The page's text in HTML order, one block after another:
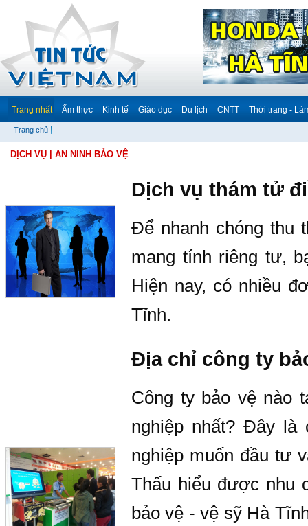
Trang nhất Ẩm thực Kinh tế Giáo dục Du lịch CNTT Thời trang -
Trang chủ
DỊCH VỤ | AN NINH BẢO VỆ
Dịch vụ thám tử
Để nhanh chóng thu
mang tính riêng tư,
Hiện nay, có nhiều
Tĩnh.
Địa chỉ công ty
Công ty bảo vệ nào
nghiệp nhất? Đây là
nghiệp muốn đầu tư
Thấu hiểu được nhu
bảo vệ - vệ sỹ Hà